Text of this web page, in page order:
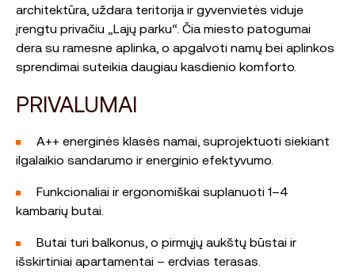
architektūra, uždara teritorija ir gyvenvietės viduje
įrengtu privačiu „Lajų parku“. Čia miesto patogumai
dera su ramesne aplinka, o apgalvoti namų bei aplinkos
sprendimai suteikia daugiau kasdienio komforto.
PRIVALUMAI
A++ energinės klasės namai, suprojektuoti siekiant
ilgalaikio sandarumo ir energinio efektyvumo.
Funkcionaliai ir ergonomiškai suplanuoti 1–4
kambarių butai.
Butai turi balkonus, o pirmųjų aukštų būstai ir
išskirtiniai apartamentai – erdvias terasas.